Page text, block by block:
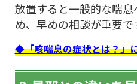
放置すると一般的な喘
め、早めの相談が重要で
◆「咳喘息の症状とは？」